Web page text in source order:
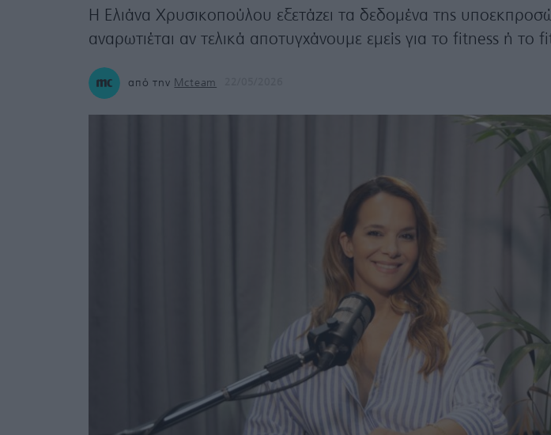
Η Ελιάνα Χρυσικοπούλου εξετάζει τα δεδομένα της
αναρωτιέται αν τελικά αποτυγχάνουμε εμείς για το fitness ή το
από την Mcteam